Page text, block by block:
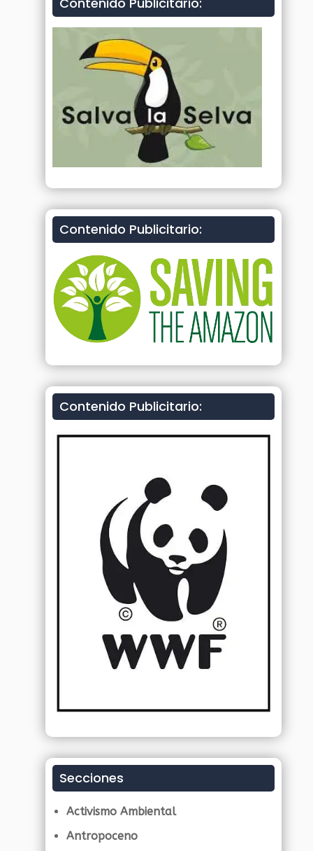
Contenido Publicitario:
Contenido Publicitario:
Secciones
Activismo Ambiental
Antropoceno